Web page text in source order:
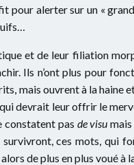
alerter sur un «
et de leur filiation
Ils n’ont plus pour
mais ouvrent à la haine
devrait leur offrir le
constatent pas de visu
ces mots, qui
de plus en plus voué